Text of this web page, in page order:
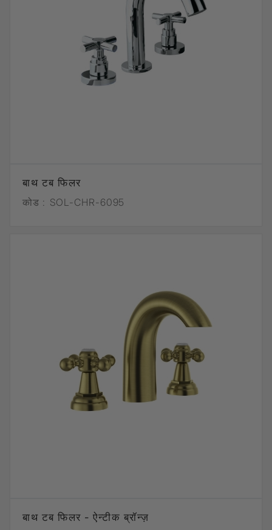
बाथ टब फिलर
कोड : SOL-CHR-6095
बाथ टब फिलर - ऐन्टीक ब्रॉन्ज़